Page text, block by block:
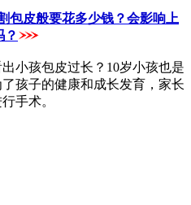
包皮般要花多少钱？会影响上
？
小孩包皮过长？10岁小孩也是
孩子的健康和成长发育，家长
手术。